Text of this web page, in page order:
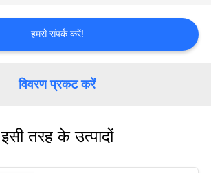
हमसे संपर्क करें!
विवरण प्रकट करें
इसी तरह के उत्पादों